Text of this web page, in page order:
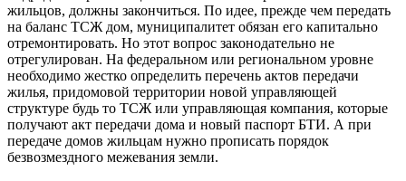
жильцов, должны закончиться. По идее, прежде чем передать
на баланс ТСЖ дом, муниципалитет обязан его капитально
отремонтировать. Но этот вопрос законодательно не
отрегулирован. На федеральном или региональном уровне
необходимо жестко определить перечень актов передачи
жилья, придомовой территории новой управляющей
структуре будь то ТСЖ или управляющая компания, которые
получают акт передачи дома и новый паспорт БТИ. А при
передаче домов жильцам нужно прописать порядок
безвозмездного межевания земли.